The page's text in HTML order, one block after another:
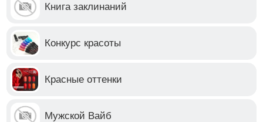
Книга заклинаний
Конкурс красоты
Красные оттенки
Мужской Вайб